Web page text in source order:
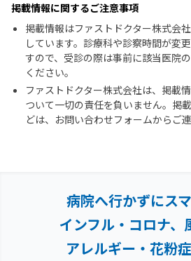
掲載情報に関するご注意事項
掲載情報はファストドクター株式会
しています。診療科や診察時間が変
すので、受診の際は事前に該当医院
ください。
ファストドクター株式会社は、掲載
ついて一切の責任を負いません。掲
どは、お問い合わせフォームからご
病院へ行かずにス
インフル・コロナ、
アレルギー・花粉症